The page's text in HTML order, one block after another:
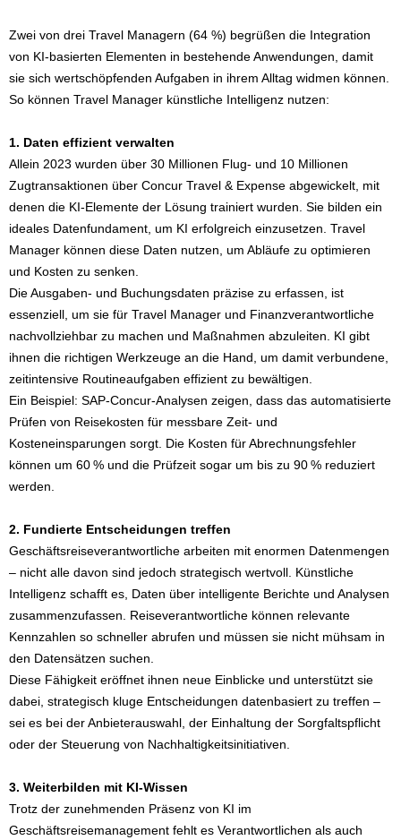
Zwei von drei Travel Managern (64 %) begrüßen die Integration
von KI-basierten Elementen in bestehende Anwendungen, damit
sie sich wertschöpfenden Aufgaben in ihrem Alltag widmen können.
So können Travel Manager künstliche Intelligenz nutzen:
1. Daten effizient verwalten
Allein 2023 wurden über 30 Millionen Flug- und 10 Millionen
Zugtransaktionen über Concur Travel & Expense abgewickelt, mit
denen die KI-Elemente der Lösung trainiert wurden. Sie bilden ein
ideales Datenfundament, um KI erfolgreich einzusetzen. Travel
Manager können diese Daten nutzen, um Abläufe zu optimieren
und Kosten zu senken.
Die Ausgaben- und Buchungsdaten präzise zu erfassen, ist
essenziell, um sie für Travel Manager und Finanzverantwortliche
nachvollziehbar zu machen und Maßnahmen abzuleiten. KI gibt
ihnen die richtigen Werkzeuge an die Hand, um damit verbundene,
zeitintensive Routineaufgaben effizient zu bewältigen.
Ein Beispiel: SAP-Concur-Analysen zeigen, dass das automatisierte
Prüfen von Reisekosten für messbare Zeit- und
Kosteneinsparungen sorgt. Die Kosten für Abrechnungsfehler
können um 60 % und die Prüfzeit sogar um bis zu 90 % reduziert
werden.
2. Fundierte Entscheidungen treffen
Geschäftsreiseverantwortliche arbeiten mit enormen Datenmengen
– nicht alle davon sind jedoch strategisch wertvoll. Künstliche
Intelligenz schafft es, Daten über intelligente Berichte und Analysen
zusammenzufassen. Reiseverantwortliche können relevante
Kennzahlen so schneller abrufen und müssen sie nicht mühsam in
den Datensätzen suchen.
Diese Fähigkeit eröffnet ihnen neue Einblicke und unterstützt sie
dabei, strategisch kluge Entscheidungen datenbasiert zu treffen –
sei es bei der Anbieterauswahl, der Einhaltung der Sorgfaltspflicht
oder der Steuerung von Nachhaltigkeitsinitiativen.
3. Weiterbilden mit KI-Wissen
Trotz der zunehmenden Präsenz von KI im
Geschäftsreisemanagement fehlt es Verantwortlichen als auch